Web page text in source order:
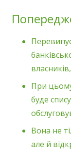
При
буде
Вона не
але й